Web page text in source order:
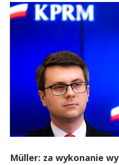
Müller: za wykonanie